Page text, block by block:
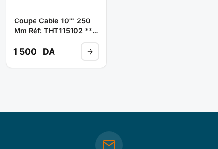
Coupe Cable 10"" 250
Mm Réf: THT115102 **
1 500 DA